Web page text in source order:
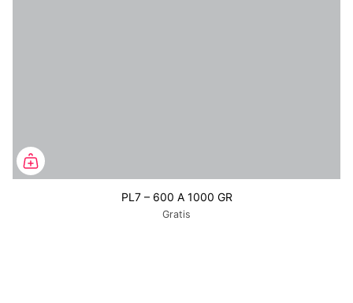
PL7 – 600 A 1000 GR
Gratis